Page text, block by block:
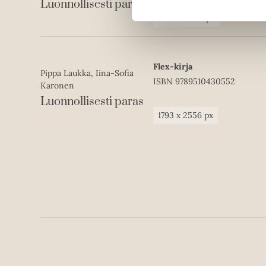
Luonnollisesti paras
Pippa Laukka, Iina-Sofia
Karonen
Luonnollisesti paras
Flex-kirja
ISBN 9789510430552
1793 x2556 px